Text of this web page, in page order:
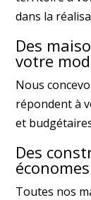
dans la
Des
votre
Nous
répondent à
et
Des
Toutes nos